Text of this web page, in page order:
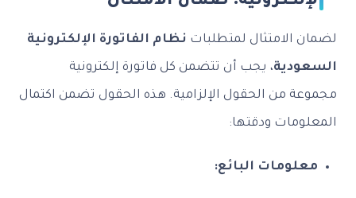
لضمان الامتثال لمتطلبات نظام الفاتورة الإلكترونية
السعودية، يجب أن تتضمن كل فاتورة إلكترونية
مجموعة من الحقول الإلزامية. هذه الحقول تضمن اكتمال
المعلومات ودقتها:
معلومات البائع: